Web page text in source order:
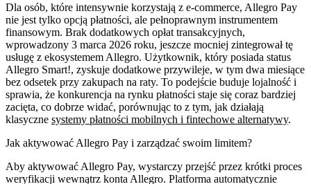
Dla osób, które intensywnie korzystają z e-commerce, Allegro Pay
nie jest tylko opcją płatności, ale pełnoprawnym instrumentem
finansowym. Brak dodatkowych opłat transakcyjnych,
wprowadzony 3 marca 2026 roku, jeszcze mocniej zintegrował tę
usługę z ekosystemem Allegro. Użytkownik, który posiada status
Allegro Smart!, zyskuje dodatkowe przywileje, w tym dwa miesiące
bez odsetek przy zakupach na raty. To podejście buduje lojalność i
sprawia, że konkurencja na rynku płatności staje się coraz bardziej
zacięta, co dobrze widać, porównując to z tym, jak działają
klasyczne systemy płatności mobilnych i fintechowe alternatywy.
Jak aktywować Allegro Pay i zarządzać swoim limitem?
Aby aktywować Allegro Pay, wystarczy przejść przez krótki proces
weryfikacji wewnątrz konta Allegro. Platforma automatycznie